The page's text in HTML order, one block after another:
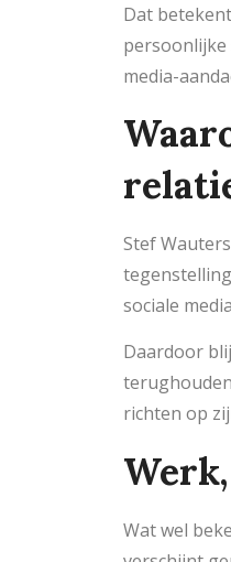
Dat
media-
Stef
sociale
Daardoor
richten op
Wat wel